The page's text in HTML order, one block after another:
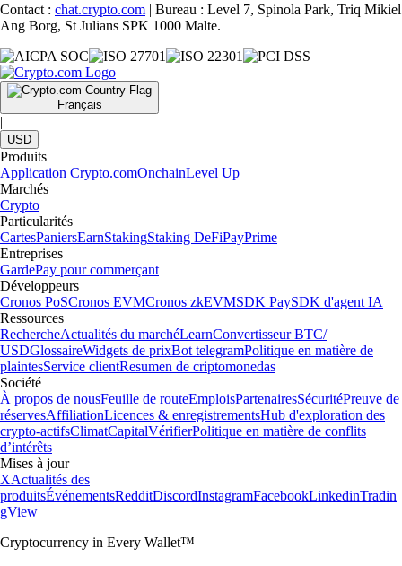
Contact : chat.crypto.com | Bureau : Level 7, Spinola Park, Triq Mikiel
Ang Borg, St Julians SPK 1000 Malte.
Français
|
USD
Produits
Application Crypto.comOnchainLevel Up
Marchés
Crypto
Particularités
CartesPaniersEarnStakingStaking DeFiPayPrime
Entreprises
GardePay pour commerçant
Développeurs
Cronos PoSCronos EVMCronos zkEVMSDK PaySDK d'agent IA
Ressources
RechercheActualités du marchéLearnConvertisseur BTC/
USDGlossaireWidgets de prixBot telegramPolitique en matière de
plaintesService clientResumen de criptomonedas
Société
À propos de nousFeuille de routeEmploisPartenairesSécuritéPreuve de
réservesAffiliationLicences & enregistrementsHub d'exploration des
crypto-actifsClimatCapitalVérifierPolitique en matière de conflits
d’intérêts
Mises à jour
XActualités des
produitsÉvénementsRedditDiscordInstagramFacebookLinkedinTradin
gView
Cryptocurrency in Every Wallet™